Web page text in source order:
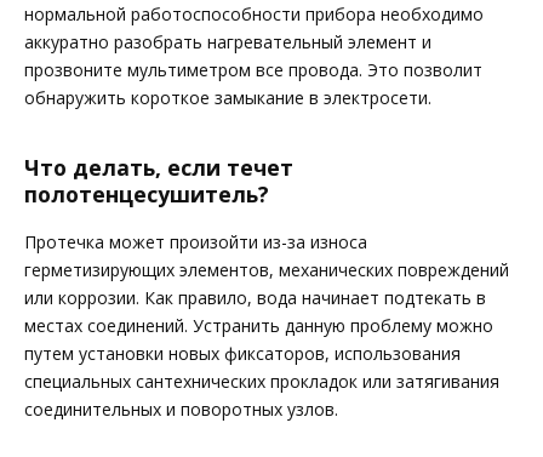
нормальной работоспособности прибора необходимо
аккуратно разобрать нагревательный элемент и
прозвоните мультиметром все провода. Это позволит
обнаружить короткое замыкание в электросети.
Что делать, если течет
полотенцесушитель?
Протечка может произойти из-за износа
герметизирующих элементов, механических повреждений
или коррозии. Как правило, вода начинает подтекать в
местах соединений. Устранить данную проблему можно
путем установки новых фиксаторов, использования
специальных сантехнических прокладок или затягивания
соединительных и поворотных узлов.